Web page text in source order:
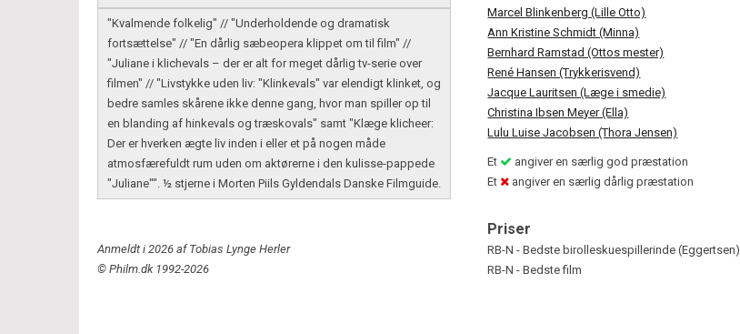
"Kvalmende folkelig" // "Underholdende og dramatisk
fortsættelse" // "En dårlig sæbeopera klippet om til film" //
"Juliane i klichevals – der er alt for meget dårlig tv-serie over
filmen" // "Livstykke uden liv: "Klinkevals" var elendigt klinket, og
bedre samles skårene ikke denne gang, hvor man spiller op til
en blanding af hinkevals og træskovals" samt "Klæge klicheer:
Der er hverken ægte liv inden i eller et på nogen måde
atmosfærefuldt rum uden om aktørerne i den kulisse-pappede
"Juliane"". ½ stjerne i Morten Piils Gyldendals Danske Filmguide.
Anmeldt i 2026 af Tobias Lynge Herler
© Philm.dk 1992-2026
Marcel Blinkenberg (Lille Otto)
Ann Kristine Schmidt (Minna)
Bernhard Ramstad (Ottos mester)
René Hansen (Trykkerisvend)
Jacque Lauritsen (Læge i smedie)
Christina Ibsen Meyer (Ella)
Lulu Luise Jacobsen (Thora Jensen)
Et
angiver en særlig god præstation
Et
angiver en særlig dårlig præstation
Priser
RB-N - Bedste birolleskuespillerinde (Eggertsen)
RB-N - Bedste film